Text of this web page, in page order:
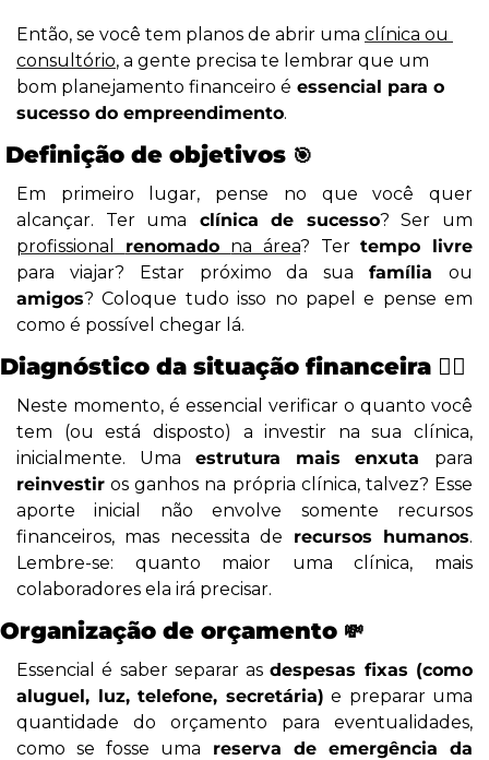
Então, se você tem planos de abrir uma clínica ou
consultório, a gente precisa te lembrar que um
bom planejamento financeiro é essencial para o
sucesso do empreendimento.
Definição de objetivos 🎯
Em primeiro lugar, pense no que você quer
alcançar. Ter uma clínica de sucesso
profissional renomado na área? Ter tempo livre
para viajar? Estar próximo da sua família
amigos? Coloque tudo isso no papel e pense em
como é possível chegar lá.
Diagnóstico da situação financeira 👨‍⚕️
Neste momento, é essencial verificar o quanto você
tem (ou está disposto) a investir na sua clínica,
inicialmente. Uma estrutura mais enxuta
reinvestir os ganhos na própria clínica, talvez? Esse
aporte inicial não envolve somente recursos
financeiros, mas necessita de recursos humanos.
Lembre-se: quanto maior uma clínica, mais
colaboradores ela irá precisar.
Organização de orçamento 💸
Essencial é saber separar as despesas fixas (como
aluguel, luz, telefone, secretária) e preparar uma
quantidade do orçamento para eventualidades,
como se fosse uma reserva de emergência da